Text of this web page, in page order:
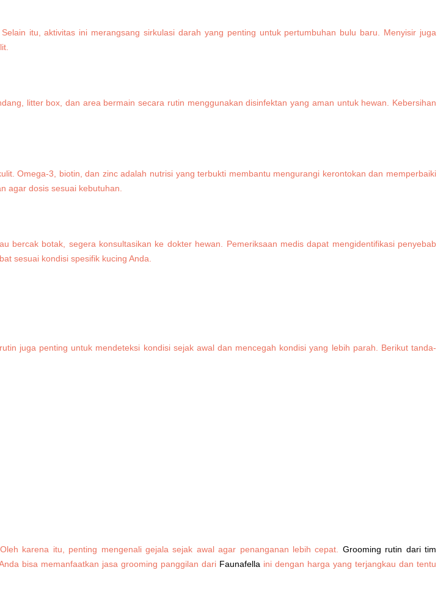
itu, aktivitas ini merangsang sirkulasi darah yang penting untuk pertumbuhan bulu baru. Menyisir juga
litter box, dan area bermain secara rutin menggunakan disinfektan yang aman untuk hewan. Kebersihan
Omega-3, biotin, dan zinc adalah nutrisi yang terbukti membantu mengurangi kerontokan dan memperbaiki
agar dosis sesuai kebutuhan.
botak, segera konsultasikan ke dokter hewan. Pemeriksaan medis dapat mengidentifikasi penyebab
sesuai kondisi spesifik kucing Anda.
juga penting untuk mendeteksi kondisi sejak awal dan mencegah kondisi yang lebih parah. Berikut tanda-
karena itu, penting mengenali gejala sejak awal agar penanganan lebih cepat. Grooming rutin dari tim
bisa memanfaatkan jasa grooming panggilan dari Faunafella ini dengan harga yang terjangkau dan tentu